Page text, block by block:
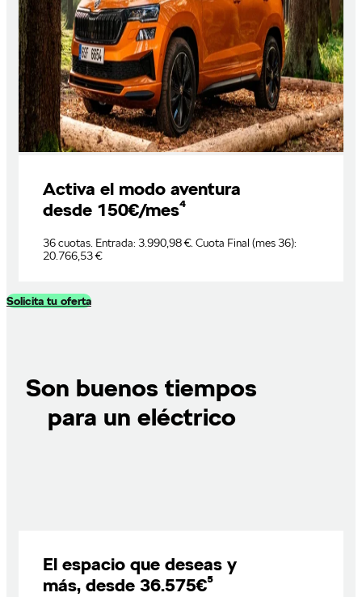
Activa el modo aventura
desde 150€/mes⁴
36 cuotas. Entrada: 3.990,98 €. Cuota Final (mes 36):
20.766,53 €
Solicita tu oferta
Son buenos tiempos
para un eléctrico
El espacio que deseas y
más, desde 36.575€⁵